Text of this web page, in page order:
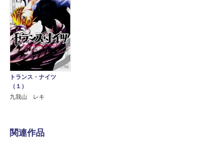
トランス・ナイツ
（１）
九我山 レキ
関連作品